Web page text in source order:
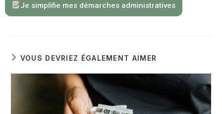
Je simplifie mes démarches administratives
VOUS DEVRIEZ ÉGALEMENT AIMER